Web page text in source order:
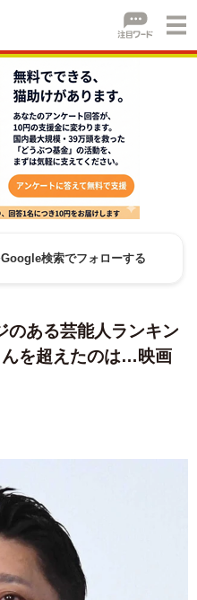
検索でフォローする
のある芸能人ランキン
を超えたのは…映画